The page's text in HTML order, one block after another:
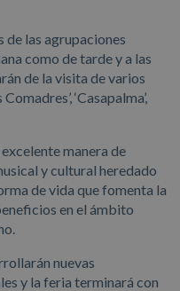
de las agrupaciones
como de tarde y a las
de la visita de varios
‘Casapalma’,
manera de
y cultural heredado
de vida que fomenta la
en el ámbito
nuevas
y la feria terminará con